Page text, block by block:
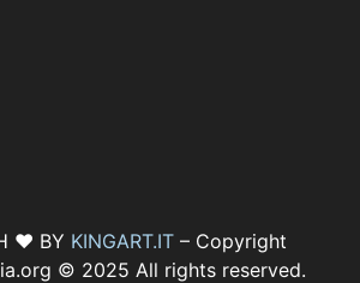
♥ BY KINGART.IT– Copyright
© 2025 All rights reserved.